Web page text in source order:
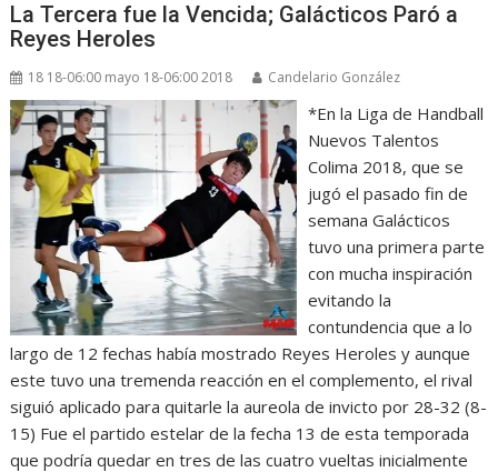
La Tercera fue la Vencida; Galácticos Paró a
Reyes Heroles
18 18-06:00 mayo 18-06:00 2018 Candelario González
*En la Liga de Handball
Nuevos Talentos
Colima 2018, que se
jugó el pasado fin de
semana Galácticos
tuvo una primera parte
con mucha inspiración
evitando la
contundencia que a lo
largo de 12 fechas había mostrado Reyes Heroles y aunque
este tuvo una tremenda reacción en el complemento, el rival
siguió aplicado para quitarle la aureola de invicto por 28-32 (8-
15) Fue el partido estelar de la fecha 13 de esta temporada
que podría quedar en tres de las cuatro vueltas inicialmente